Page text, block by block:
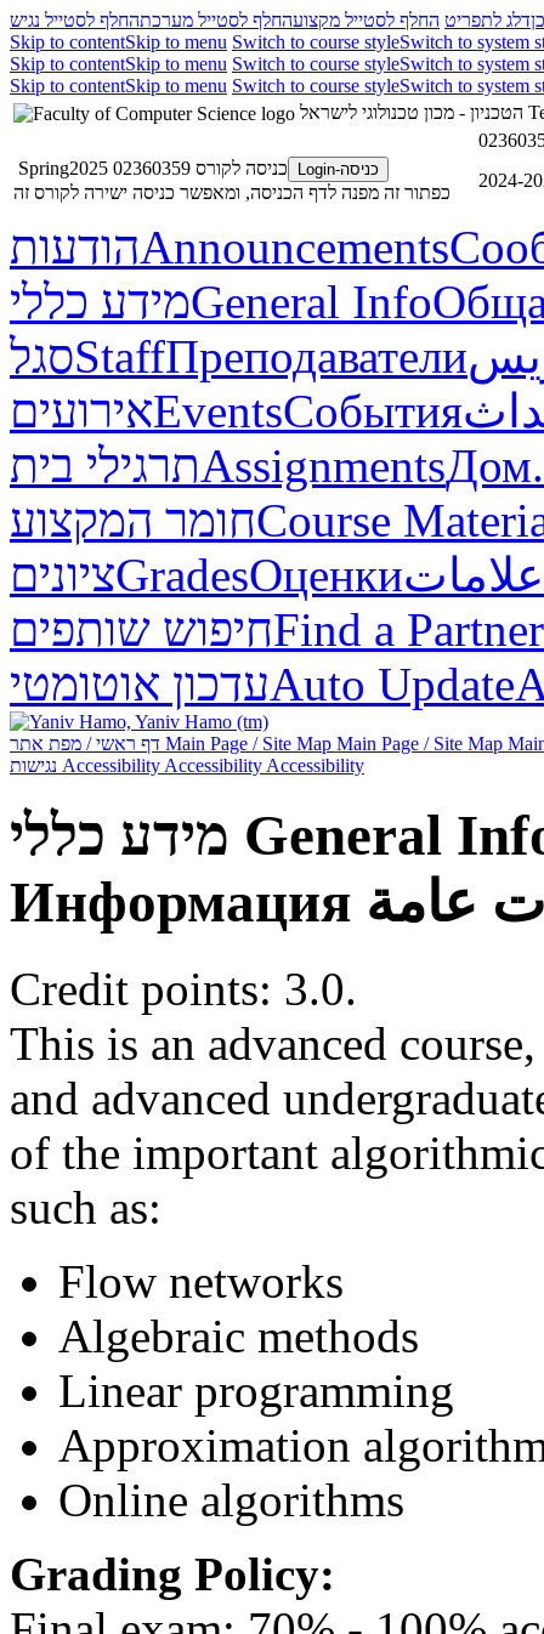
דלג לתפריט החלף לסטייל מקצועהחלף לסטייל מערכתהחלף לסטייל נגיש
Skip to contentSkip to menu Switch to course styleSwitch to system
Skip to contentSkip to menu Switch to course styleSwitch to system
Skip to contentSkip to menu Switch to course styleSwitch to system
כניסה-Login
כניסה לקורס 02360359 Spring2025
כפתור זה מפנה לדף הכניסה, ומאפשר כניסה ישירה לקורס זה
הודעותAnnouncements
מידע כלליGeneral Info
סגלStaffПреподаватели
אירועיםEventsСобытия
תרגילי ביתAssignmentsДом.
חומר המקצועCourse
ציוניםGradesОценкиعلامات
חיפוש שותפיםFind a Partner
עדכון אוטומטיAuto Update
Main Page / Site Map Main Page / Site Map
Accessibility Accessibility Accessibility
מידע כללי General
Информация عامة
Credit points: 3.0.
This is an advanced
and advanced
of the important
such as:
Flow networks
Algebraic methods
Linear programming
Approximation
Online algorithms
Grading Policy: